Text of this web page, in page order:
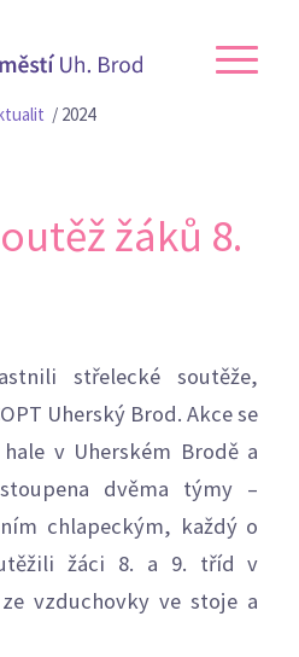
/ 2024
žáků 8.
střelecké soutěže,
Uherský Brod. Akce se
v Uherském Brodě a
dvěma týmy –
chlapeckým, každý o
žáci 8. a 9. tříd v
vzduchovky ve stoje a